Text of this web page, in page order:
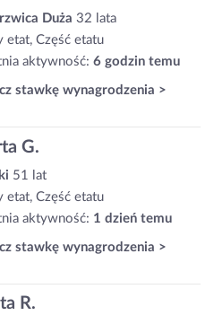
Duża 32 lata
etat, Część etatu
aktywność: 6 godzin temu
stawkę wynagrodzenia >
G.
51 lat
etat, Część etatu
aktywność: 1 dzień temu
stawkę wynagrodzenia >
R.